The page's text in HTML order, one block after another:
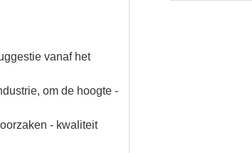
vanaf het
om de hoogte -
- kwaliteit